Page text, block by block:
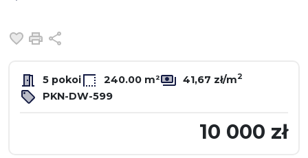
Dodaj do ulubionych
Drukuj
5 pokoi 240.00 m² 41,67 zł/m2
PKN-DW-599
10 000 zł